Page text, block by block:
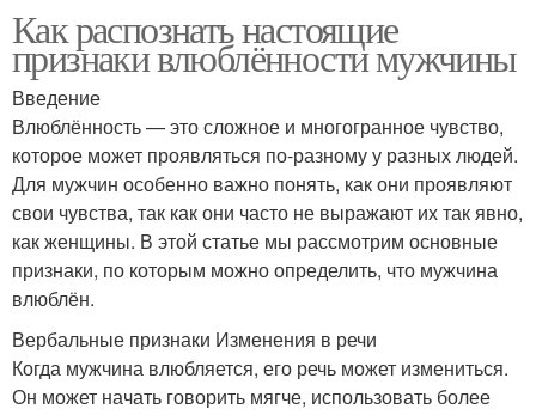
Как распознать настоящие
признаки влюблённости мужчины
Введение
Влюблённость — это сложное и многогранное чувство,
которое может проявляться по-разному у разных людей.
Для мужчин особенно важно понять, как они проявляют
свои чувства, так как они часто не выражают их так явно,
как женщины. В этой статье мы рассмотрим основные
признаки, по которым можно определить, что мужчина
влюблён.
Вербальные признаки Изменения в речи
Когда мужчина влюбляется, его речь может измениться.
Он может начать говорить мягче, использовать более